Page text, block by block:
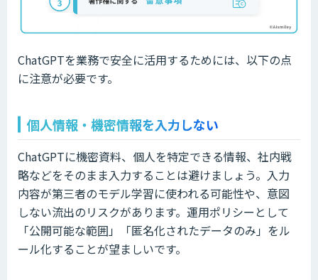
ChatGPTを業務で安全に活用するためには、以下の点
に注意が必要です。
個人情報・機密情報を入力しない
ChatGPTに機密資料、個人を特定できる情報、社内戦
略などをそのまま入力することは避けましょう。入力
内容が第三者のモデル学習に使われる可能性や、意図
しない流出のリスクがあります。運用ポリシーとして
「公開可能な範囲」「匿名化されたデータのみ」をル
ール化することが望ましいです。